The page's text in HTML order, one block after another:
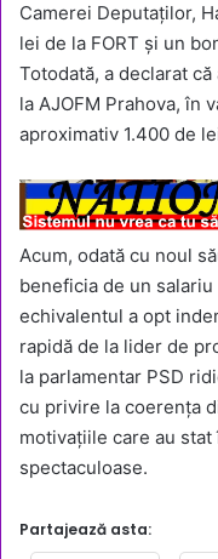
Camerei Deputaților,
lei de la FORT și un
Totodată, a declarat
la AJOFM Prahova, în
aproximativ 1.400 de
Acum, odată cu noul
beneficia de un
echivalentul a opt
rapidă de la lider de
la parlamentar PSD
cu privire la coerența
motivațiile care au
spectaculoase.
Partajează asta: